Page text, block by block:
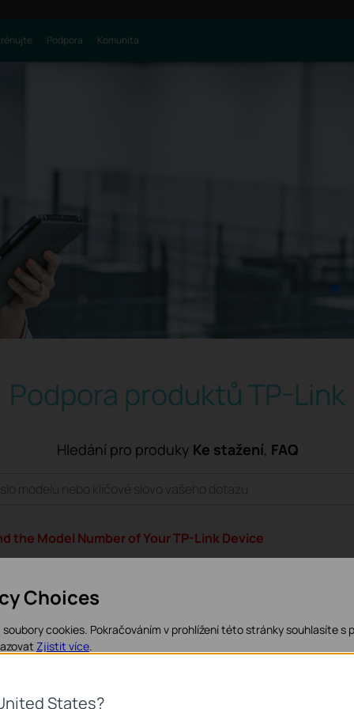
Podpora Komunita
Podpora produktů TP-Link
Hledání pro produky Ke stažení, FAQ
the Model Number of Your TP-Link Device
States?
Choices
cookies. Pokračováním v prohlížení této stránky souhlasíte s
Zjistit více.